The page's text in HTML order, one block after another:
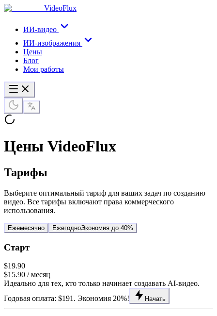
VideoFlux
ИИ-видео
ИИ-изображения
Цены
Блог
Мои работы
Цены VideoFlux
Тарифы
Выберите оптимальный тариф для ваших задач по созданию
видео. Все тарифы включают права коммерческого
использования.
Ежемесячно ЕжегодноЭкономия до 40%
Старт
$19.90
$15.90 / месяц
Идеально для тех, кто только начинает создавать AI-видео.
Годовая оплата: $191. Экономия 20%!
Начать